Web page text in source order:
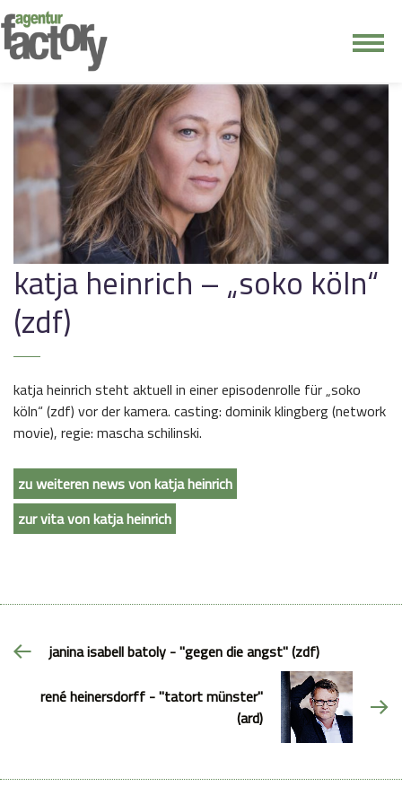
kontakt
katja heinrich – „soko köln“
(zdf)
katja heinrich steht aktuell in einer episodenrolle für „soko
köln“ (zdf) vor der kamera. casting: dominik klingberg (network
movie), regie: mascha schilinski.
zu weiteren news von katja heinrich
zur vita von katja heinrich
janina isabell batoly - "gegen die angst" (zdf)
rené heinersdorff - "tatort münster"
(ard)